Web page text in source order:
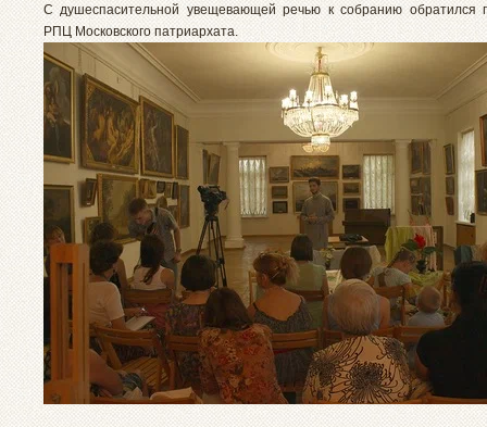
С душеспасительной увещевающей речью к собранию обратился
РПЦ Московского патриархата.